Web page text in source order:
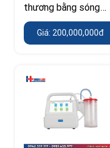
thương bằng sóng
siêu âm CareMaster
Giá: 200,000,000đ